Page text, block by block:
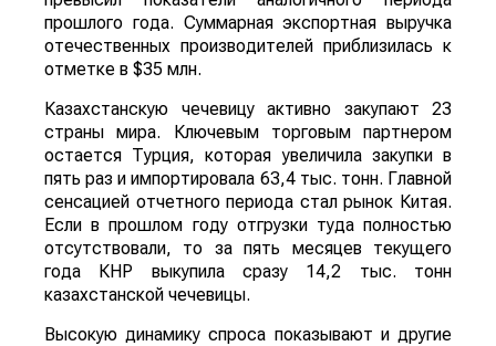
прошлого года. Суммарная экспортная выручка
отечественных производителей приблизилась к
отметке в $35 млн.
Казахстанскую чечевицу активно закупают 23
страны мира. Ключевым торговым партнером
остается Турция, которая увеличила закупки в
пять раз и импортировала 63,4 тыс. тонн. Главной
сенсацией отчетного периода стал рынок Китая.
Если в прошлом году отгрузки туда полностью
отсутствовали, то за пять месяцев текущего
года КНР выкупила сразу 14,2 тыс. тонн
казахстанской чечевицы.
Высокую динамику спроса показывают и другие